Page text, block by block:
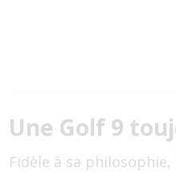
Une Golf 9
Fidèle à sa philosophie,